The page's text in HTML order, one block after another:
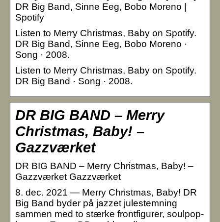
DR Big Band, Sinne Eeg, Bobo Moreno |
Spotify
Listen to Merry Christmas, Baby on Spotify.
DR Big Band, Sinne Eeg, Bobo Moreno ·
Song · 2008.
Listen to Merry Christmas, Baby on Spotify.
DR Big Band · Song · 2008.
DR BIG BAND – Merry
Christmas, Baby! –
Gazzværket
DR BIG BAND – Merry Christmas, Baby! –
Gazzværket Gazzværket
8. dec. 2021 — Merry Christmas, Baby! DR
Big Band byder på jazzet julestemning
sammen med to stærke frontfigurer, soulpop-